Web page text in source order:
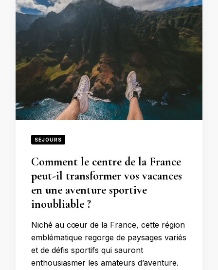
SÉJOURS
Comment le centre de la France
peut-il transformer vos vacances
en une aventure sportive
inoubliable ?
Niché au cœur de la France, cette région
emblématique regorge de paysages variés
et de défis sportifs qui sauront
enthousiasmer les amateurs d’aventure.